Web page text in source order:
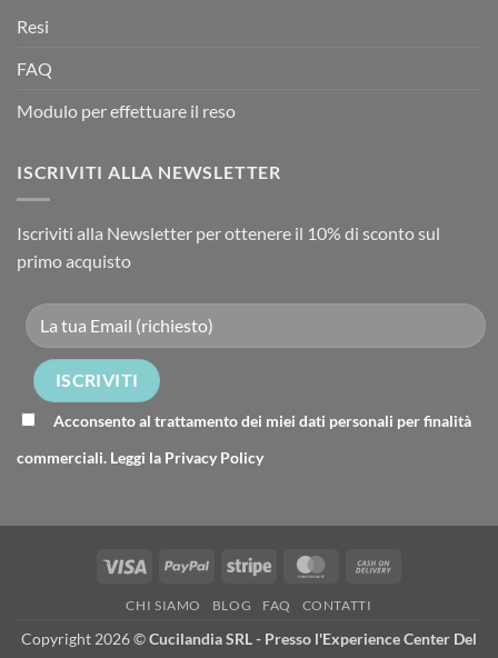
Resi
FAQ
Modulo per effettuare il reso
ISCRIVITI ALLA NEWSLETTER
Iscriviti alla Newsletter per ottenere il 10% di sconto sul
primo acquisto
Acconsento al trattamento dei miei dati personali per finalità
commerciali. Leggi la Privacy Policy
Visa PayPal Stripe MasterCard
CHI SIAMO BLOG FAQ CONTATTI
Copyright 2026 ©Cucilandia SRL - Presso l'Experience Center Del